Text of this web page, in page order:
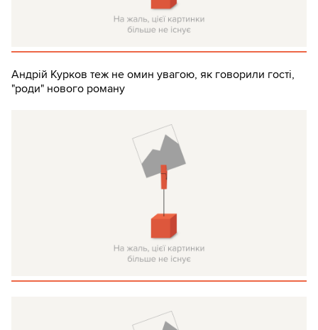
Андрій Курков теж не омин увагою, як говорили гості,
"роди" нового роману